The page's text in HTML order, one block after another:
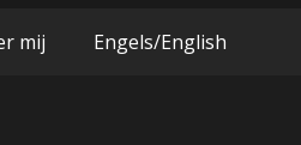
mij Engels/English